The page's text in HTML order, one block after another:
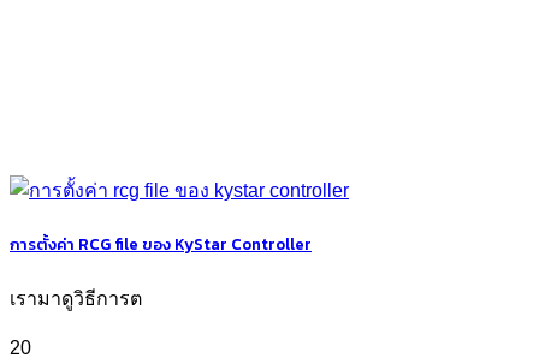
การตั้งค่า RCG file ของ KyStar Controller
เรามาดูวิธีการต
20